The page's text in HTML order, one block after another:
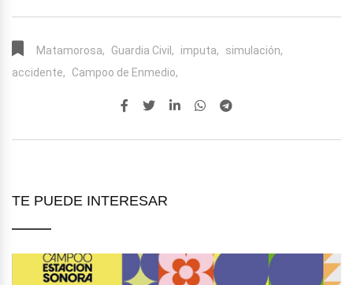
Matamorosa, Guardia Civil, imputa,
simulación,
accidente,
Campoo de Enmedio,
TE PUEDE INTERESAR